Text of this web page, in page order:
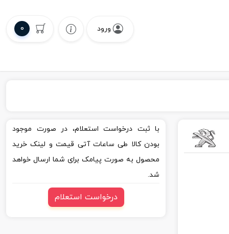
ورود 0
با ثبت درخواست استعلام، در صورت موجود
بودن کالا طی ساعات آتی قیمت و لینک خرید
محصول به صورت پیامک برای شما ارسال خواهد
شد.
درخواست استعلام